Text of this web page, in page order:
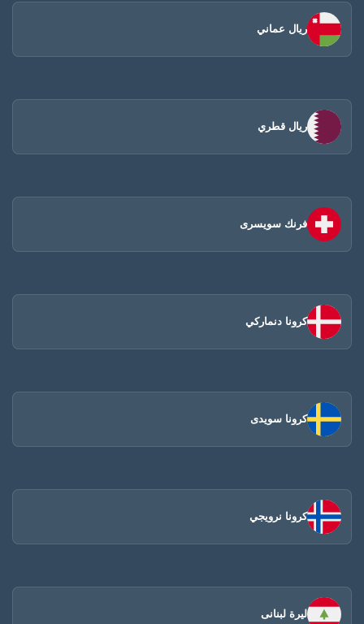
ريال عماني
ريال قطري
فرنك سويسرى
كرونا دنماركي
كرونا سويدى
كرونا نرويجي
ليرة لبنانى